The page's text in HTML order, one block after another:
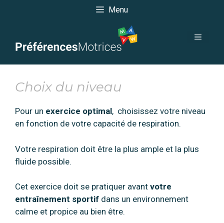
Menu
menu
Choix du niveau
Pour un exercice optimal, choisissez votre niveau
en fonction de votre capacité de respiration.
Votre respiration doit être la plus ample et la plus
fluide possible.
Cet exercice doit se pratiquer avant votre
entraînement sportif dans un environnement
calme et propice au bien être.